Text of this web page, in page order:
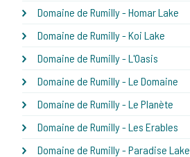
Domaine de Rumilly - Homar Lake
Domaine de Rumilly - Koi Lake
Domaine de Rumilly - L'Oasis
Domaine de Rumilly - Le Domaine
Domaine de Rumilly - Le Planète
Domaine de Rumilly - Les Erables
Domaine de Rumilly - Paradise Lake